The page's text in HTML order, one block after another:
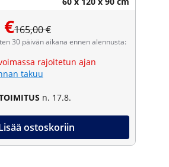
165,00 €
30 päivän aikana ennen alennusta:
rajoitetun ajan
takuu
n. 17.8.
ostoskoriin